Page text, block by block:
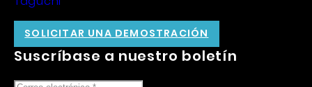
Suscríbase a nuestro boletín
SOLICITAR UNA DEMOSTRACIÓN